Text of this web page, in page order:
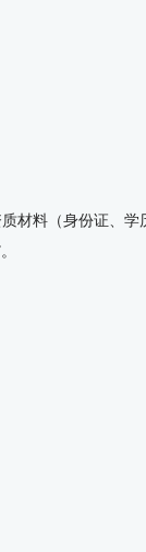
材料（身份证、学